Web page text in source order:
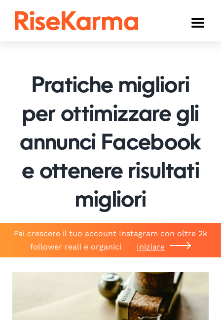
Toggle
TikTok
YouTube
Twitter (𝕏)
Altri
Pratiche migliori
per ottimizzare gli
annunci Facebook
e ottenere risultati
migliori
Fai crescere il tuo account Instagram con oltre 2k
follower reali e organici
Iniziare